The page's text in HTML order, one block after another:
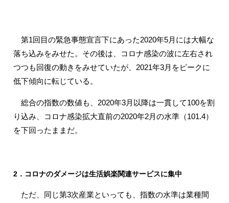
第1回目の緊急事態宣言下にあった2020年5月には大幅な
落ち込みをみせた。その後は、コロナ感染の波に左右され
つつも回復の動きをみせていたが、2021年3月をピークに
低下傾向に転じている。
総合の指数の数値も、2020年3月以降は一貫して100を割
り込み、コロナ感染拡大直前の2020年2月の水準（101.4）
を下回ったままだ。
2．コロナのダメージは生活娯楽関連サービスに集中
ただ、同じ第3次産業といっても、指数の水準は業種間